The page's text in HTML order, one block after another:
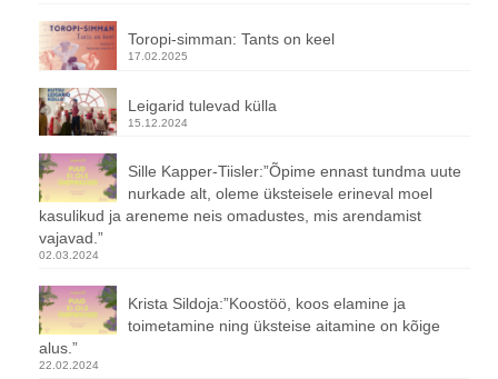
Toropi-simman: Tants on keel
17.02.2025
Leigarid tulevad külla
15.12.2024
Sille Kapper-Tiisler:”Õpime ennast tundma uute
nurkade alt, oleme üksteisele erineval moel
kasulikud ja areneme neis omadustes, mis arendamist
vajavad.”
02.03.2024
Krista Sildoja:”Koostöö, koos elamine ja
toimetamine ning üksteise aitamine on kõige
alus.”
22.02.2024